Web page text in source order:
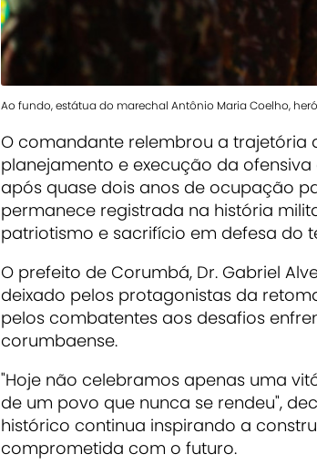
Ao fundo, estátua do marechal Antônio Maria Coelho,
O comandante relembrou a trajetória
planejamento e execução da
após quase dois anos de ocupação
permanece registrada na história
patriotismo e sacrifício em defesa do
O prefeito de Corumbá, Dr. Gabriel
deixado pelos protagonistas da
pelos combatentes aos desafios
corumbaense.
"Hoje não celebramos apenas uma
de um povo que nunca se rendeu",
histórico continua inspirando a
comprometida com o futuro.